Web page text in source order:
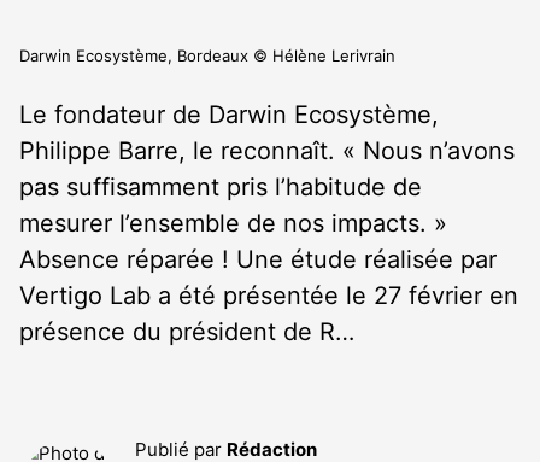
Darwin Ecosystème, Bordeaux © Hélène Lerivrain
Le fondateur de Darwin Ecosystème,
Philippe Barre, le reconnaît. « Nous n’avons
pas suffisamment pris l’habitude de
mesurer l’ensemble de nos impacts. »
Absence réparée ! Une étude réalisée par
Vertigo Lab a été présentée le 27 février en
présence du président de R…
Publié par Rédaction